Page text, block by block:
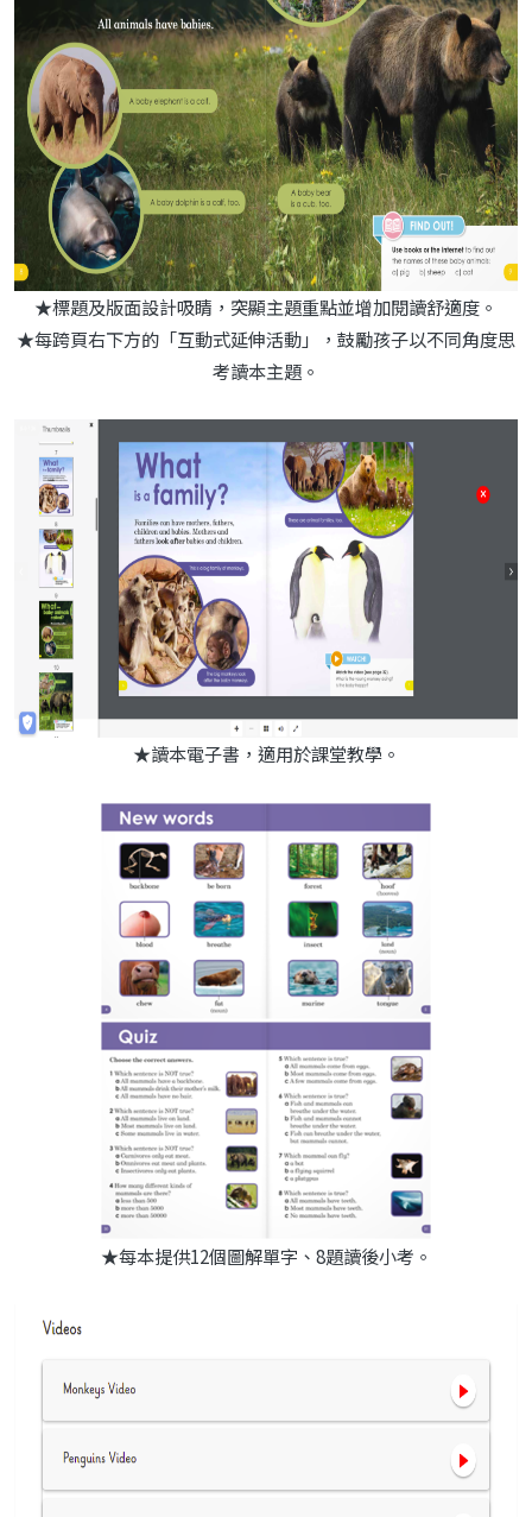
★標題及版面設計吸睛，突顯主題重點並增加閱讀舒適度。
★每跨頁右下方的「互動式延伸活動」，鼓勵孩子以不同角度思
考讀本主題。
★讀本電子書，適用於課堂教學。
★每本提供12個圖解單字、8題讀後小考。